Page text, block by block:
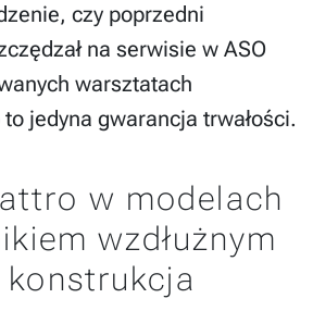
czy poprzedni
na serwisie w ASO
warsztatach
jedyna gwarancja trwałości.
w modelach
wzdłużnym